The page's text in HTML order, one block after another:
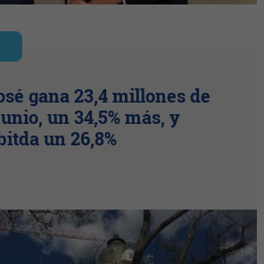
gana 23,4 millones de
un 34,5% más, y
un 26,8%